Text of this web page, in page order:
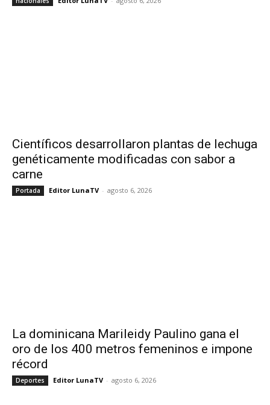
Científicos desarrollaron plantas de lechuga
genéticamente modificadas con sabor a
carne
Portada Editor LunaTV - agosto 6, 2026
La dominicana Marileidy Paulino gana el
oro de los 400 metros femeninos e impone
récord
Deportes Editor LunaTV - agosto 6, 2026